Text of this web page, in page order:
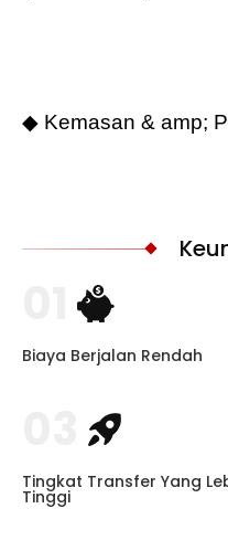
◆ Kemasan & amp;
Biaya Berjalan Rendah
Tingkat Transfer Yang
Tinggi